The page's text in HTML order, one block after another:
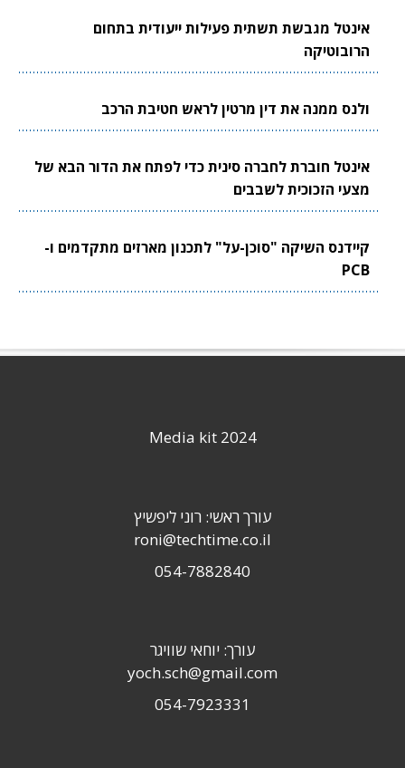
אינטל מגבשת תשתית פעילות ייעודית בתחום
הרובוטיקה
ולנס ממנה את דין מרטין לראש חטיבת הרכב
אינטל חוברת לחברה סינית כדי לפתח את הדור הבא של
מצעי הזכוכית לשבבים
קיידנס השיקה "סוכן-על" לתכנון מארזים מתקדמים ו-
PCB
Media kit 2024
עורך ראשי: רוני ליפשיץ
roni@techtime.co.il
054-7882840
עורך: יוחאי שוויגר
yoch.sch@gmail.com
054-7923331